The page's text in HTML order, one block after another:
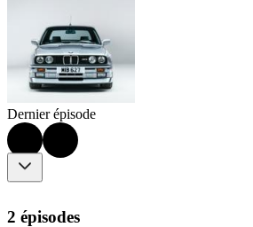
Dernier épisode
2 épisodes